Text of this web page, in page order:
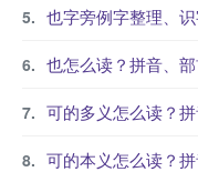
也字旁例字整理、
也怎么读？拼音、
可的多义怎么读？
可的本义怎么读？